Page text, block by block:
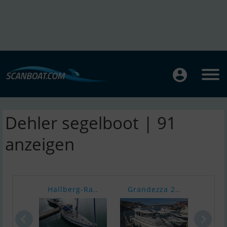
Dehler segelboot | 91
anzeigen
Hallberg-Ra.. Grandezza 2..